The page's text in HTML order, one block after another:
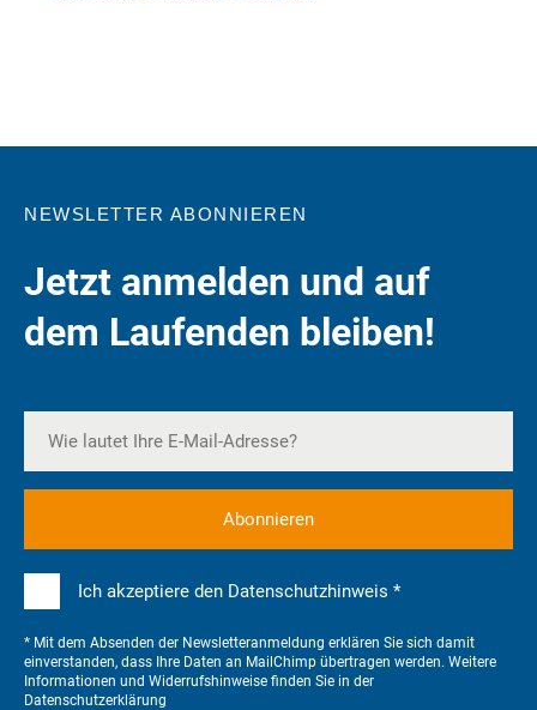
NEWSLETTER ABONNIEREN
Jetzt anmelden und auf
dem Laufenden bleiben!
Ich akzeptiere den Datenschutzhinweis *
* Mit dem Absenden der Newsletteranmeldung erklären Sie sich damit
einverstanden, dass Ihre Daten an MailChimp übertragen werden. Weitere
Informationen und Widerrufshinweise finden Sie in der
Datenschutzerklärung